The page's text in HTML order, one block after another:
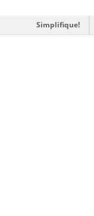
Simplifique!